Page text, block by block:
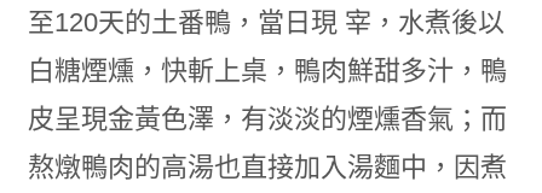
至120天的土番鴨，當日現 宰，水煮後以
白糖煙燻，快斬上桌，鴨肉鮮甜多汁，鴨
皮呈現金黃色澤，有淡淡的煙燻香氣；而
熬燉鴨肉的高湯也直接加入湯麵中，因煮